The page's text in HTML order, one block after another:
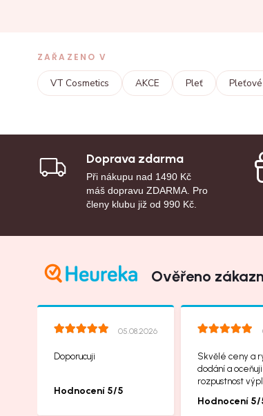
ZAŘAZENO V
VT Cosmetics AKCE Pleť
Doprava zdarma
Při nákupu nad 1490 Kč
máš dopravu ZDARMA. Pro
členy klubu již od 990 Kč.
Ověřeno
05.08.2026
Doporucuji
Hodnocení 5/5
Skvělé ceny a
dodání a oceňuji
rozpustnost
na další
Hodnocení 5/